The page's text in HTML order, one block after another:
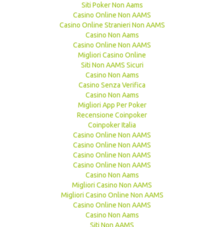
Siti Poker Non Aams
Casino Online Non AAMS
Casino Online Stranieri Non AAMS
Casino Non Aams
Casino Online Non AAMS
Migliori Casino Online
Siti Non AAMS Sicuri
Casino Non Aams
Casino Senza Verifica
Casino Non Aams
Migliori App Per Poker
Recensione Coinpoker
Coinpoker Italia
Casino Online Non AAMS
Casino Online Non AAMS
Casino Online Non AAMS
Casino Online Non AAMS
Casino Non Aams
Migliori Casino Non AAMS
Migliori Casino Online Non AAMS
Casino Online Non AAMS
Casino Non Aams
Siti Non AAMS